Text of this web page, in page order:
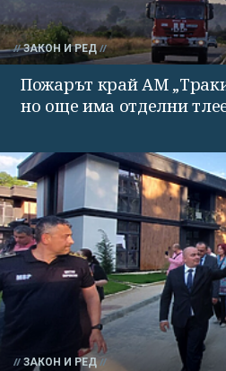
ЗАКОН И РЕД
Пожарът край АМ
но още има отделни
ЗАКОН И РЕД